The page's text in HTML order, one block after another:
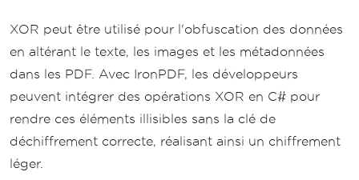
XOR peut être utilisé pour l'obfuscation des données
en altérant le texte, les images et les métadonnées
dans les PDF. Avec IronPDF, les développeurs
peuvent intégrer des opérations XOR en C# pour
rendre ces éléments illisibles sans la clé de
déchiffrement correcte, réalisant ainsi un chiffrement
léger.